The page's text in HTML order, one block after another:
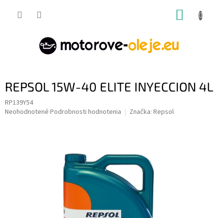
REPSOL 15W-40 ELITE INYECCION 4L
RP139Y54
Priemerné
Neohodnotené Podrobnosti hodnotenia Značka: Repsol